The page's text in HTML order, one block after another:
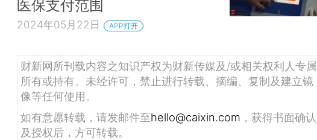
医保支付范围
2024年05月22日 APP打开
财新网所刊载内容之知识产权为财新传媒及/或相关权利人专属
所有或持有。未经许可，禁止进行转载、摘编、复制及建立镜
像等任何使用。
如有意愿转载，请发邮件至hello@caixin.com ，获得书面确认
及授权后，方可转载。